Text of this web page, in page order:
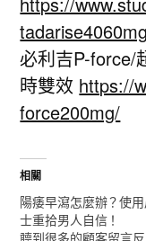
必利吉P-force/
時雙效 https://
force200mg/
相關
陽痿早瀉怎麼辦？使
士重拾男人自信！
聼到很多的顧客留言反